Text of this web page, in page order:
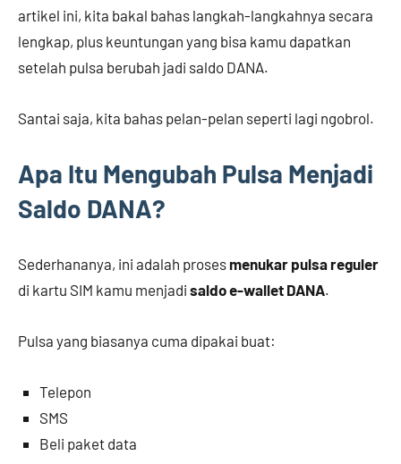
artikel ini, kita bakal bahas langkah-langkahnya secara
lengkap, plus keuntungan yang bisa kamu dapatkan
setelah pulsa berubah jadi saldo DANA.
Santai saja, kita bahas pelan-pelan seperti lagi ngobrol.
Apa Itu Mengubah Pulsa Menjadi
Saldo DANA?
Sederhananya, ini adalah prosesmenukar pulsa reguler
di kartu SIM kamu menjadi saldo e-wallet DANA.
Pulsa yang biasanya cuma dipakai buat:
Telepon
SMS
Beli paket data